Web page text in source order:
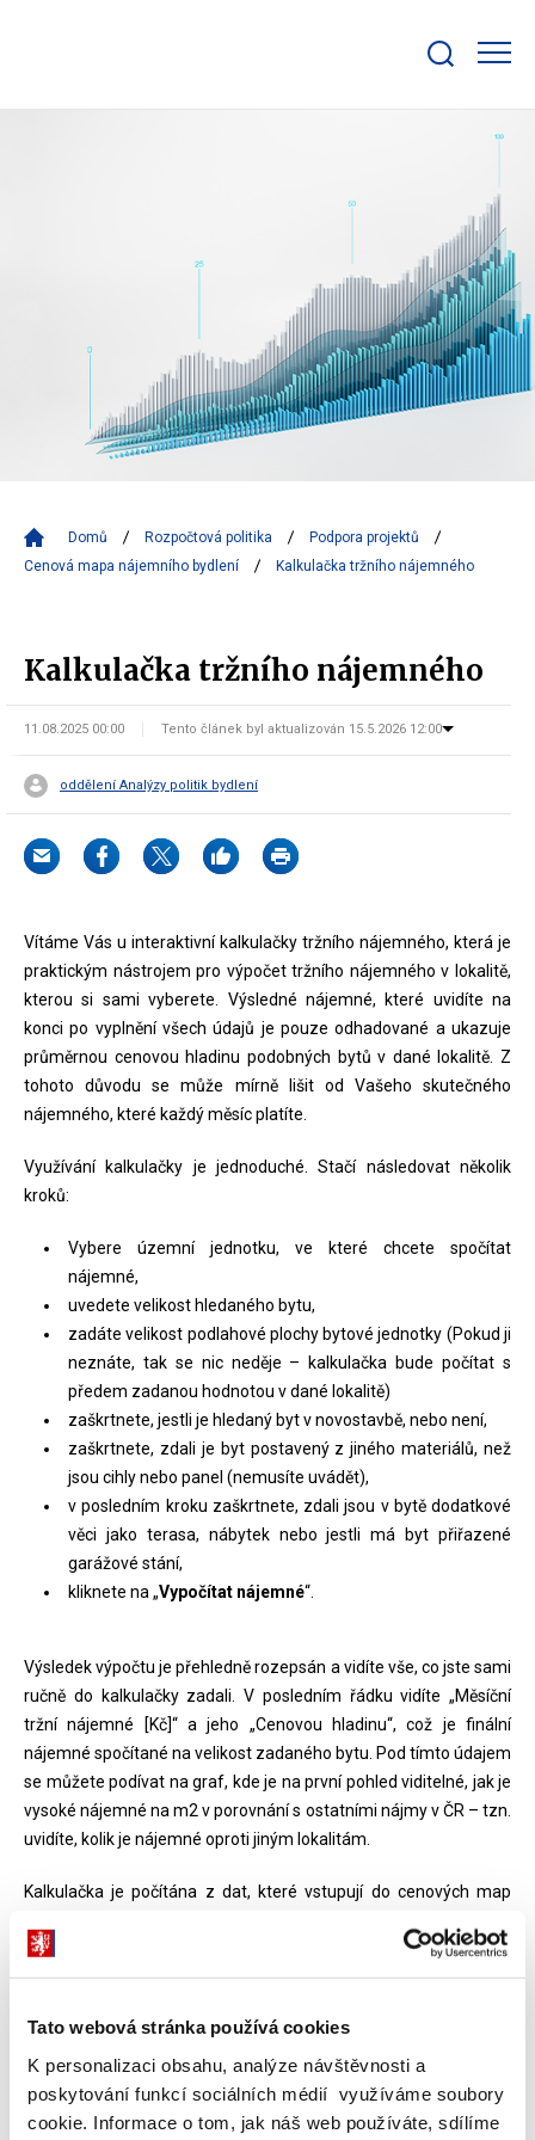
Tato webová stránka používá cookies
K personalizaci obsahu, analýze návštěvnosti a
poskytování funkcí sociálních médií využíváme soubory
cookie. Informace o tom, jak náš web používáte, sdílíme
bar
Domů Rozpočtová politika
Podpora projektů
Cenová mapa nájemního bydlení
Kalkulačka tržního nájemného
Kalkulačka tržního nájemného
11.08.2025 00:00 Tento článek byl aktualizován 15.5.2026 12:00
oddělení Analýzy politik bydlení
Vítáme Vás u interaktivní kalkulačky tržního nájemného, která je
praktickým nástrojem pro výpočet tržního nájemného v lokalitě,
kterou si sami vyberete. Výsledné nájemné, které uvidíte na
konci po vyplnění všech údajů je pouze odhadované a ukazuje
průměrnou cenovou hladinu podobných bytů v dané lokalitě. Z
tohoto důvodu se může mírně lišit od Vašeho skutečného
nájemného, které každý měsíc platíte.
Využívání kalkulačky je jednoduché. Stačí následovat několik
kroků:
Vybere územní jednotku, ve které chcete spočítat
nájemné,
uvedete velikost hledaného bytu,
zadáte velikost podlahové plochy bytové jednotky (Pokud ji
neznáte, tak se nic neděje – kalkulačka bude počítat s
předem zadanou hodnotou v dané lokalitě)
zaškrtnete, jestli je hledaný byt v novostavbě, nebo není,
zaškrtnete, zdali je byt postavený z jiného materiálů, než
jsou cihly nebo panel (nemusíte uvádět),
v posledním kroku zaškrtnete, zdali jsou v bytě dodatkové
věci jako terasa, nábytek nebo jestli má byt přiřazené
garážové stání,
kliknete na „Vypočítat nájemné“.
Výsledek výpočtu je přehledně rozepsán a vidíte vše, co jste sami
ručně do kalkulačky zadali. V posledním řádku vidíte „Měsíční
tržní nájemné [Kč]“ a jeho „Cenovou hladinu“, což je finální
nájemné spočítané na velikost zadaného bytu. Pod tímto údajem
se můžete podívat na graf, kde je na první pohled viditelné, jak je
vysoké nájemné na m2 v porovnání s ostatními nájmy v ČR – tzn.
uvidíte, kolik je nájemné oproti jiným lokalitám.
Kalkulačka je počítána z dat, které vstupují do cenových map
měsíce aktualizuje na nejnovější hodnoty. Více o cenových
mapách se dozvíte zde:Cenová mapa nájemního bydlení.
Výstup představuje průměrnou hodnotu, kolem které se
podobné byty v této lokalitě nacházejí. Neslouží ke
směrodatnému stanovování výše nájemného v podobných
bytech v dané lokalitě. Data z kalkulačky nemají sloužit k soudním